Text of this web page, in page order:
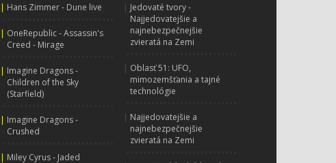
| Hans Zimmer - Dune live
| OneRepublic - Assassin's
Creed - Mirage
| Imagine Dragons -
Children of the Sky
(Starfield)
| Imagine Dragons -
Crushed
| Miley Cyrus - Jaded
| Jedovaté tvory -
Najjedovatejšie a
najnebezpečnejšie
zvieratá na Zemi
| Oblasť 51: UFO,
mimozemšťania a tajné
technológie
| Najjedovatejšie a
najnebezpečnejšie
zvieratá na Zemi